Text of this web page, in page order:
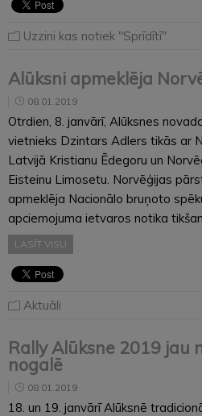
Uzzini kas notiek "Sprīdītī"
Alūksni apmeklēja
08.01.2019
Otrdien, 8. janvārī, Alūksnes
vietnieks Dzintars Adlers tikās ar
Latvijā Kristianu Ēdegoru un
Eisteinu Limosetu. Norvēģijas
apmeklēja Nacionālo bruņoto
apciemojuma ietvaros notika
LASĪT VISU
Aktuāli
Rally Alūksne 2019 jau
nogalē
08.01.2019
18. un 19. janvārī Alūksnē